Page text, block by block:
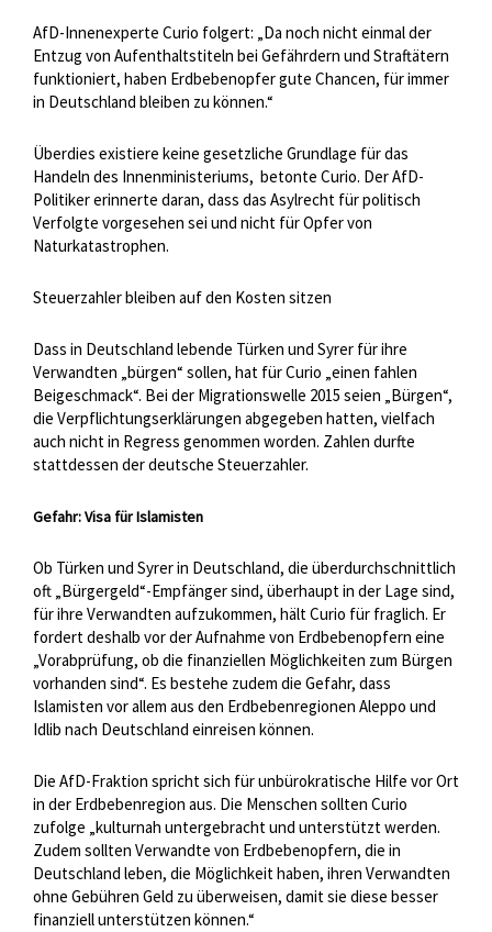
AfD-Innenexperte Curio folgert: „Da noch nicht einmal der
Entzug von Aufenthaltstiteln bei Gefährdern und Straftätern
funktioniert, haben Erdbebenopfer gute Chancen, für immer
in Deutschland bleiben zu können.“
Überdies existiere keine gesetzliche Grundlage für das
Handeln des Innenministeriums, betonte Curio. Der AfD-
Politiker erinnerte daran, dass das Asylrecht für politisch
Verfolgte vorgesehen sei und nicht für Opfer von
Naturkatastrophen.
Steuerzahler bleiben auf den Kosten sitzen
Dass in Deutschland lebende Türken und Syrer für ihre
Verwandten „bürgen“ sollen, hat für Curio „einen fahlen
Beigeschmack“. Bei der Migrationswelle 2015 seien „Bürgen“,
die Verpflichtungserklärungen abgegeben hatten, vielfach
auch nicht in Regress genommen worden. Zahlen durfte
stattdessen der deutsche Steuerzahler.
Gefahr: Visa für Islamisten
Ob Türken und Syrer in Deutschland, die überdurchschnittlich
oft „Bürgergeld“-Empfänger sind, überhaupt in der Lage sind,
für ihre Verwandten aufzukommen, hält Curio für fraglich. Er
fordert deshalb vor der Aufnahme von Erdbebenopfern eine
„Vorabprüfung, ob die finanziellen Möglichkeiten zum Bürgen
vorhanden sind“. Es bestehe zudem die Gefahr, dass
Islamisten vor allem aus den Erdbebenregionen Aleppo und
Idlib nach Deutschland einreisen können.
Die AfD-Fraktion spricht sich für unbürokratische Hilfe vor Ort
in der Erdbebenregion aus. Die Menschen sollten Curio
zufolge „kulturnah untergebracht und unterstützt werden.
Zudem sollten Verwandte von Erdbebenopfern, die in
Deutschland leben, die Möglichkeit haben, ihren Verwandten
ohne Gebühren Geld zu überweisen, damit sie diese besser
finanziell unterstützen können.“